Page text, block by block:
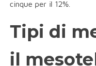
cinque per il 12%.
Tipi di
il